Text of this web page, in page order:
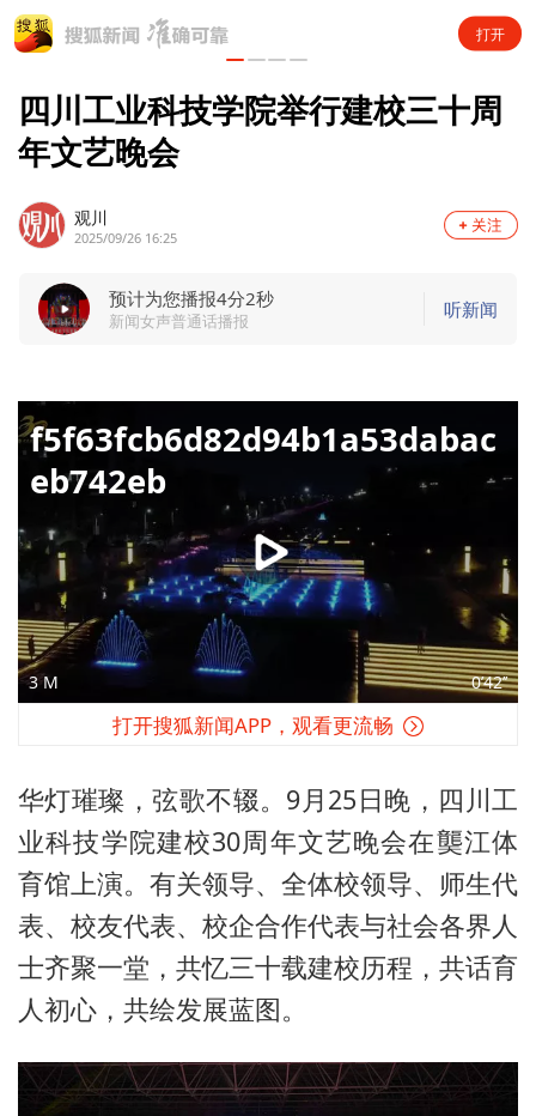
打开
四川工业科技学院举行建校三十周
年文艺晚会
观川
2025/09/26 16:25
预计为您播报4分2秒
新闻女声普通话播报 听新闻
f5f63fcb6d82d94b1a53dabac
eb742eb
3 M 0’42’’
打开搜狐新闻APP，观看更流畅
华灯璀璨，弦歌不辍。9月25日晚，四川工
业科技学院建校30周年文艺晚会在龑江体
育馆上演。有关领导、全体校领导、师生代
表、校友代表、校企合作代表与社会各界人
士齐聚一堂，共忆三十载建校历程，共话育
人初心，共绘发展蓝图。